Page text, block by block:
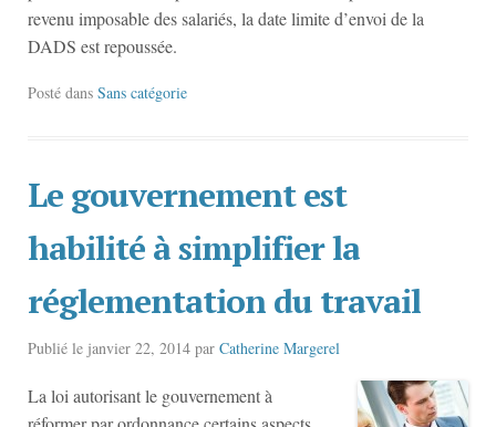
revenu imposable des salariés, la date limite d’envoi de la
DADS est repoussée.
Posté dans Sans catégorie
Le gouvernement est
habilité à simplifier la
réglementation du travail
Publié le janvier 22, 2014 par Catherine Margerel
La loi autorisant le gouvernement à